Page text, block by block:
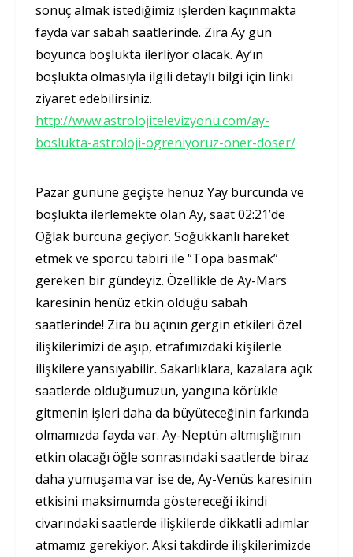
sonuç almak istediğimiz işlerden kaçınmakta
fayda var sabah saatlerinde. Zira Ay gün
boyunca boşlukta ilerliyor olacak. Ay’ın
boşlukta olmasıyla ilgili detaylı bilgi için linki
ziyaret edebilirsiniz.
http://www.astrolojitelevizyonu.com/ay-
boslukta-astroloji-ogreniyoruz-oner-doser/
Pazar gününe geçişte henüz Yay burcunda ve
boşlukta ilerlemekte olan Ay, saat 02:21’de
Oğlak burcuna geçiyor. Soğukkanlı hareket
etmek ve sporcu tabiri ile “Topa basmak”
gereken bir gündeyiz. Özellikle de Ay-Mars
karesinin henüz etkin olduğu sabah
saatlerinde! Zira bu açının gergin etkileri özel
ilişkilerimizi de aşıp, etrafımızdaki kişilerle
ilişkilere yansıyabilir. Sakarlıklara, kazalara açık
saatlerde olduğumuzun, yangına körükle
gitmenin işleri daha da büyüteceğinin farkında
olmamızda fayda var. Ay-Neptün altmışlığının
etkin olacağı öğle sonrasındaki saatlerde biraz
daha yumuşama var ise de, Ay-Venüs karesinin
etkisini maksimumda göstereceği ikindi
civarındaki saatlerde ilişkilerde dikkatli adımlar
atmamız gerekiyor. Aksi takdirde ilişkilerimizde